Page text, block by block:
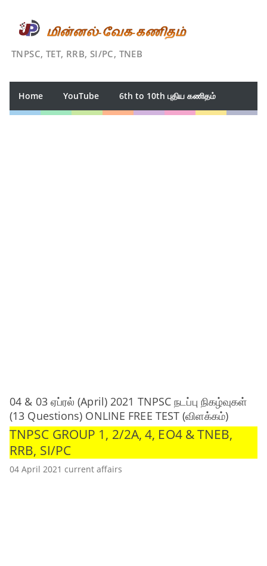
TNPSC, TET, RRB, SI/PC, TNEB
Home YouTube 6th to 10th புதிய கணிதம்
04 & 03 ஏப்ரல் (April) 2021 TNPSC நடப்பு நிகழ்வுகள்
(13 Questions) ONLINE FREE TEST (விளக்கம்)
TNPSC GROUP 1, 2/2A, 4, EO4 & TNEB,
RRB, SI/PC
04 April 2021 current affairs